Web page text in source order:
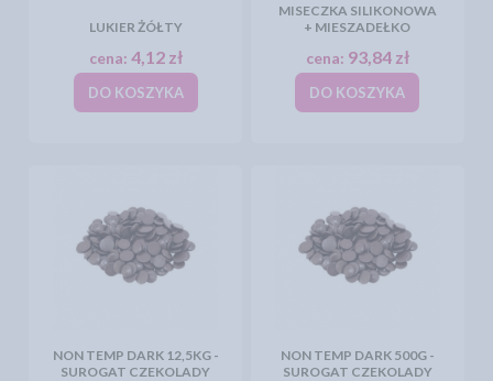
LUKIER ŻÓŁTY
cena: 4,12 zł
DO KOSZYKA
MISECZKA SILIKONOWA
+ MIESZADEŁKO
cena: 93,84 zł
DO KOSZYKA
NON TEMP DARK 12,5KG -
SUROGAT CZEKOLADY
NON TEMP DARK 500G -
SUROGAT CZEKOLADY